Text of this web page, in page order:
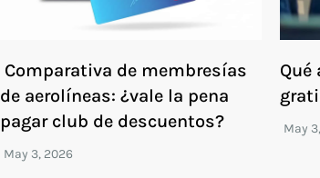
Comparativa de membresías
de aerolíneas: ¿vale la pena
pagar club de descuentos?
Qué